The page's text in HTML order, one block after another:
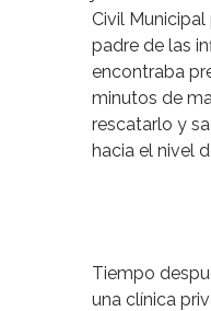
Civil
padre de las
encontraba
minutos de
rescatarlo y
hacia el nivel
Tiempo
una clínica